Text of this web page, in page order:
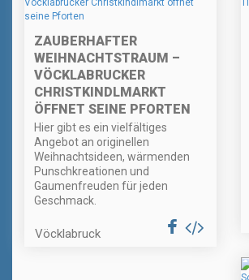
ZAUBERHAFTER
WEIHNACHTSTRAUM –
VÖCKLABRUCKER
CHRISTKINDLMARKT
ÖFFNET SEINE PFORTEN
Hier gibt es ein vielfältiges
Angebot an originellen
Weihnachtsideen, wärmenden
Punschkreationen und
Gaumenfreuden für jeden
Geschmack.
Vöcklabruck